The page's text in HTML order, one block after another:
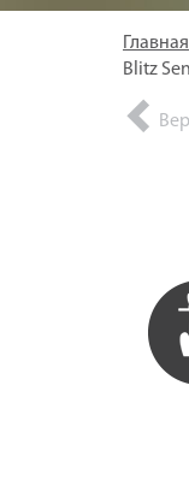
Главная
Blitz